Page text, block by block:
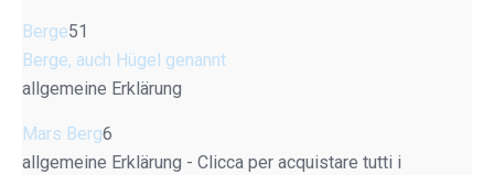
Berge51
Berge, auch Hügel genannt
allgemeine Erklärung
Mars Berg6
allgemeine Erklärung - Clicca per acquistare tutti i